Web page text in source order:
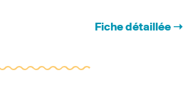
Fiche détaillée ➝